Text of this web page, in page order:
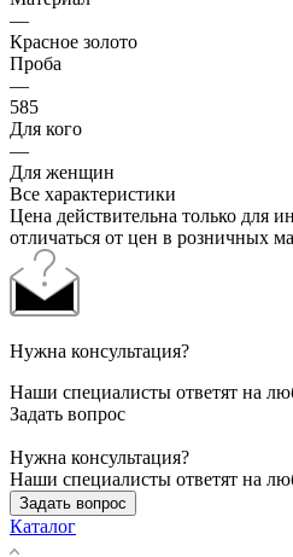
—
Красное золото
Проба
—
585
Для кого
—
Для женщин
Все характеристики
Цена действительна только для
отличаться от цен в розничных
Нужна консультация?
Наши специалисты ответят на
Задать вопрос
Нужна консультация?
Наши специалисты ответят на
Задать вопрос
Каталог